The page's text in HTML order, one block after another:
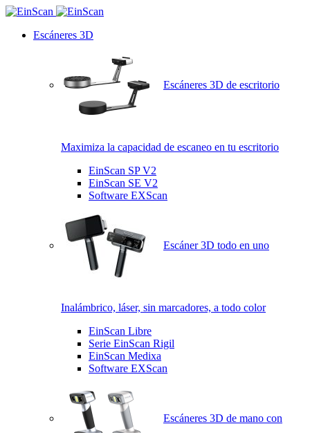
Escáneres 3D
Escáneres 3D de escritorio
Maximiza la capacidad de escaneo en tu escritorio
EinScan SP V2
EinScan SE V2
Software EXScan
Escáner 3D todo en uno
Inalámbrico, láser, sin marcadores, a todo color
EinScan Libre
Serie EinScan Rigil
EinScan Medixa
Software EXScan
Escáneres 3D de mano con